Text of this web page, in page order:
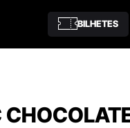
BILHETES